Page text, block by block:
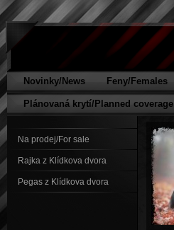
Novinky/News Feny/Females
Plánovaná krytí/Planned coverage
Na prodej/For sale
Rajka z Klídkova dvora
Pegas z Klídkova dvora